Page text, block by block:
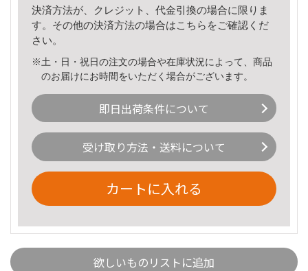
決済方法が、クレジット、代金引換の場合に限りま
す。その他の決済方法の場合はこちら をご確認くだ
さい。
※土・日・祝日の注文の場合や在庫状況によって、商品
のお届けにお時間をいただく場合がございます。
即日出荷条件について
受け取り方法・送料について
カートに入れる
欲しいものリストに追加